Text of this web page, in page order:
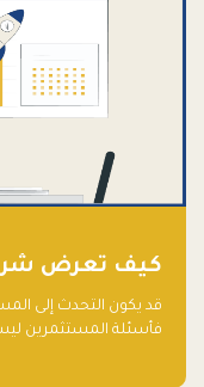
كيف تعرض
قد يكون التحدث إلى
فأسئلة المستثمرين